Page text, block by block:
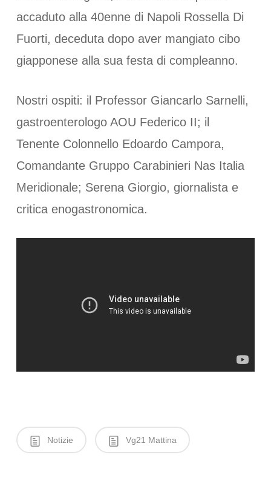
accaduto alla 40enne di Napoli Rossella Di
Fuorti, deceduta dopo aver mangiato cibo
giapponese alla sua festa di compleanno.
Nostri ospiti: il Professor Giancarlo Sarnelli,
gastroenterologo AOU Federico II; il
Tenente Colonnello Edoardo Campora,
Comandante Gruppo Carabinieri Nas Italia
Meridionale; Serena Giorgio, giornalista e
critica enogastronomica.
Notizie Vg21 Mattina